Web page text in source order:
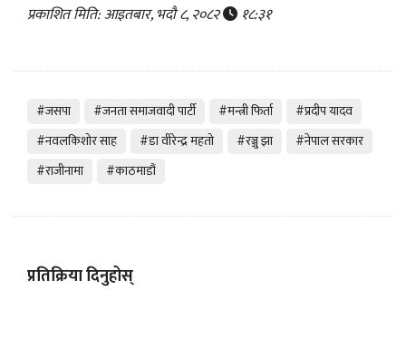
प्रकाशित मिति: आइतबार, भदौ ८, २०८२ १८:३१
#जसपा #जनता समाजवादी पार्टी #मन्त्री फिर्ता
#प्रदीप यादव
#नवलकिशोर साह
#डा वीरेन्द्र महतो #रञ्जु झा
#नेपाल सरकार
#राजीनामा
#काठमाडौं
प्रतिक्रिया दिनुहोस्